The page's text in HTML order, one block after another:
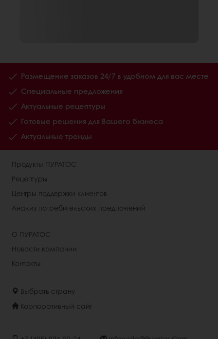
Размещение заказов 24/7 в удобном для вас месте
Специальные предложения
Актуальные рецептуры
Готовые решения для Вашего бизнеса
Актуальные тренды
Продукты ПУРАТОС
Рецептуры
Центры поддержки клиентов
Анализ потребительских предпочтений
О ПУРАТОС
Новости компании
Контакты
Выбрать страну
Корпоративный сайт